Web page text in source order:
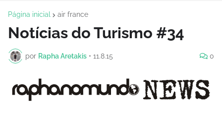
Página inicial air france
Notícias do Turismo #34
por Rapha Aretakis • 11.8.15 0